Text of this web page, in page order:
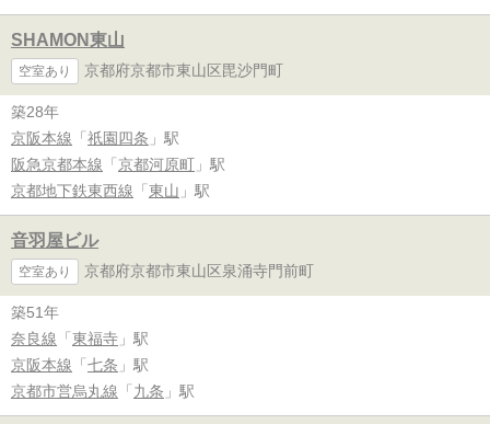
SHAMON東山
空室あり 京都府京都市東山区毘沙門町
築28年
京阪本線 「 祇園四条 」駅
阪急京都本線 「 京都河原町 」駅
京都地下鉄東西線 「 東山 」駅
音羽屋ビル
空室あり 京都府京都市東山区泉涌寺門前町
築51年
奈良線 「 東福寺 」駅
京阪本線 「 七条 」駅
京都市営烏丸線 「 九条 」駅